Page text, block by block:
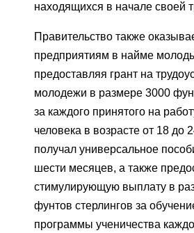
находящихся в начале своей
Правительство также
предприятиям в найме
предоставляя грант на
молодежи в размере 3000
за каждого принятого на
человека в возрасте от 18 до
получал универсальное
шести месяцев, а также
стимулирующую выплату в
фунтов стерлингов за
программы ученичества